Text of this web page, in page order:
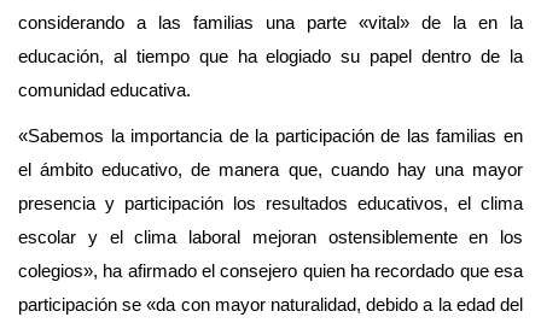
considerando a las familias una parte «vital» de la en la
educación, al tiempo que ha elogiado su papel dentro de la
comunidad educativa.
«Sabemos la importancia de la participación de las familias en
el ámbito educativo, de manera que, cuando hay una mayor
presencia y participación los resultados educativos, el clima
escolar y el clima laboral mejoran ostensiblemente en los
colegios», ha afirmado el consejero quien ha recordado que esa
participación se «da con mayor naturalidad, debido a la edad del